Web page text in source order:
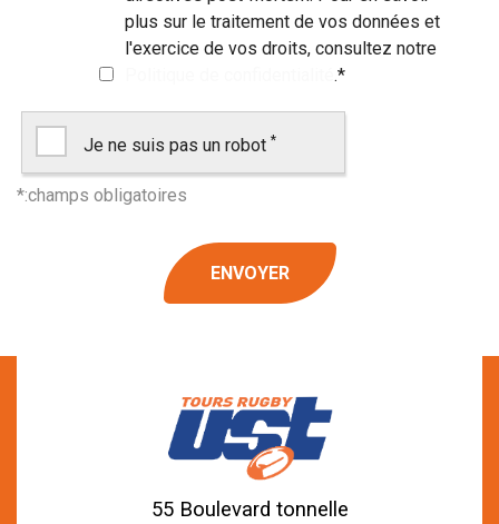
plus sur le traitement de vos données et
l'exercice de vos droits, consultez notre
.*
Je ne suis pas un robot *
55 Boulevard tonnelle